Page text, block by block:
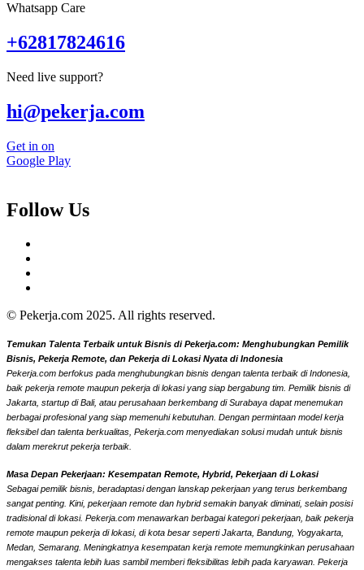
Whatsapp Care
+62817824616
Need live support?
hi@pekerja.com
Get in on
Google Play
Follow Us
© Pekerja.com 2025. All rights reserved.
Temukan Talenta Terbaik untuk Bisnis di Pekerja.com: Menghubungkan Pemilik
Bisnis, Pekerja Remote, dan Pekerja di Lokasi Nyata di Indonesia
Pekerja.com berfokus pada menghubungkan bisnis dengan talenta terbaik di Indonesia,
baik pekerja remote maupun pekerja di lokasi yang siap bergabung tim. Pemilik bisnis di
Jakarta, startup di Bali, atau perusahaan berkembang di Surabaya dapat menemukan
berbagai profesional yang siap memenuhi kebutuhan. Dengan permintaan model kerja
fleksibel dan talenta berkualitas, Pekerja.com menyediakan solusi mudah untuk bisnis
dalam merekrut pekerja terbaik.
Masa Depan Pekerjaan: Kesempatan Remote, Hybrid, Pekerjaan di Lokasi
Sebagai pemilik bisnis, beradaptasi dengan lanskap pekerjaan yang terus berkembang
sangat penting. Kini, pekerjaan remote dan hybrid semakin banyak diminati, selain posisi
tradisional di lokasi. Pekerja.com menawarkan berbagai kategori pekerjaan, baik pekerja
remote maupun pekerja di lokasi, di kota besar seperti Jakarta, Bandung, Yogyakarta,
Medan, Semarang. Meningkatnya kesempatan kerja remote memungkinkan perusahaan
mengakses talenta lebih luas sambil memberi fleksibilitas lebih pada karyawan. Pekerja